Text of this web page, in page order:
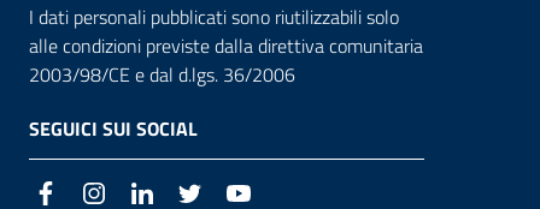
I dati personali pubblicati sono riutilizzabili solo
alle condizioni previste dalla direttiva comunitaria
2003/98/CE e dal d.lgs. 36/2006
SEGUICI SUI SOCIAL
FacebookInstagramLinkedIn Twitter